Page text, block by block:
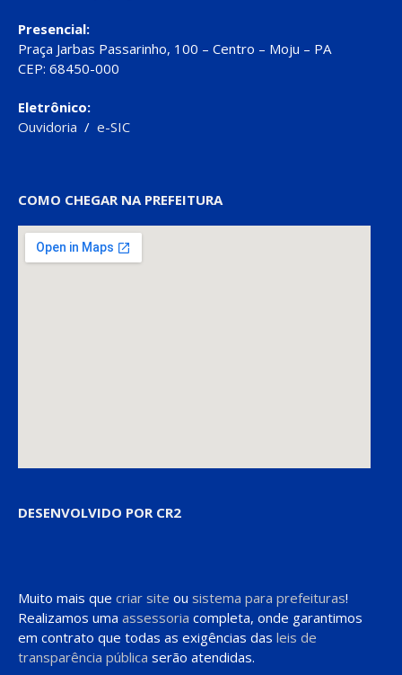
Presencial:
Praça Jarbas Passarinho, 100 – Centro – Moju – PA
CEP: 68450-000
Eletrônico:
Ouvidoria / e-SIC
COMO CHEGAR NA PREFEITURA
DESENVOLVIDO POR CR2
Muito mais que criar site ou sistema para prefeituras!
Realizamos uma assessoria completa, onde garantimos
em contrato que todas as exigências das leis de
transparência pública serão atendidas.